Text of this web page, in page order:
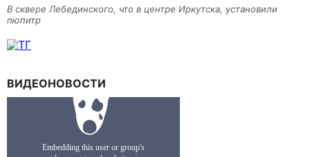
В сквере Лебединского, что в центре Иркутска, установили
пюпитр
ВИДЕОНОВОСТИ